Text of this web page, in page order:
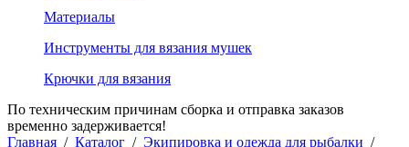
Материалы
Инструменты для вязания мушек
Крючки для вязания
По техническим причинам сборка и отправка заказов
временно задерживается!
Главная / Каталог / Экипировка и одежда для рыбалки /